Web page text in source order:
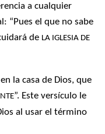
a cualquier
“Pues el que no sabe
de LA IGLESIA DE
la casa de Dios, que
”. Este versículo le
al usar el término